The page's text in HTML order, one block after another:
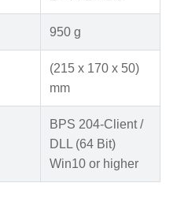
950 g
(215 x 170 x 50)
mm
BPS 204-Client /
DLL (64 Bit)
Win10 or higher